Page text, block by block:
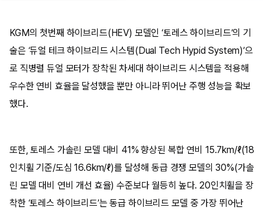
KGM의 첫번째 하이브리드(HEV) 모델인 ‘토레스 하이브리드’의 기
술은 ‘듀얼 테크 하이브리드 시스템(Dual Tech Hypid System)’으
로 직병렬 듀얼 모터가 장착된 차세대 하이브리드 시스템을 적용해
우수한 연비 효율을 달성했을 뿐만 아니라 뛰어난 주행 성능을 확보
했다.
또한, 토레스 가솔린 모델 대비 41% 향상된 복합 연비 15.7km/ℓ(18
인치휠 기준/도심 16.6km/ℓ)를 달성해 동급 경쟁 모델의 30%(가솔
린 모델 대비 연비 개선 효율) 수준보다 월등히 높다. 20인치휠을 장
착한 ‘토레스 하이브리드’는 동급 하이브리드 모델 중 가장 뛰어난